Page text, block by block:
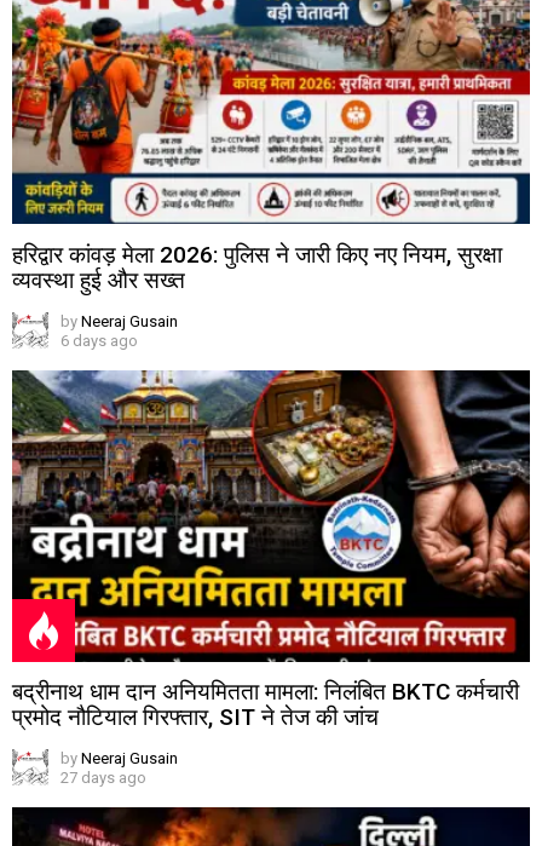
हरिद्वार कांवड़ मेला 2026: पुलिस ने जारी किए नए नियम, सुरक्षा
व्यवस्था हुई और सख्त
by Neeraj Gusain
6 days ago
बद्रीनाथ धाम दान अनियमितता मामला: निलंबित BKTC कर्मचारी
प्रमोद नौटियाल गिरफ्तार, SIT ने तेज की जांच
by Neeraj Gusain
27 days ago